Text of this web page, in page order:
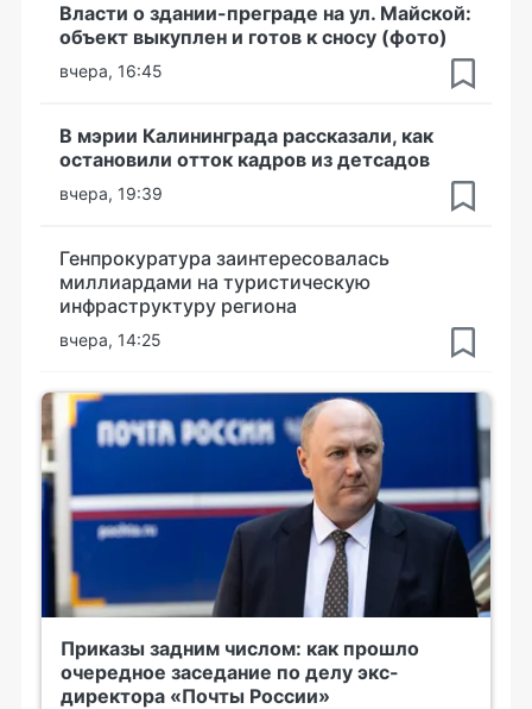
Власти о здании-преграде на ул. Майской:
объект выкуплен и готов к сносу (фото)
вчера, 16:45
В мэрии Калининграда рассказали, как
остановили отток кадров из детсадов
вчера, 19:39
Генпрокуратура заинтересовалась
миллиардами на туристическую
инфраструктуру региона
вчера, 14:25
Приказы задним числом: как прошло
очередное заседание по делу экс-
директора «Почты России»